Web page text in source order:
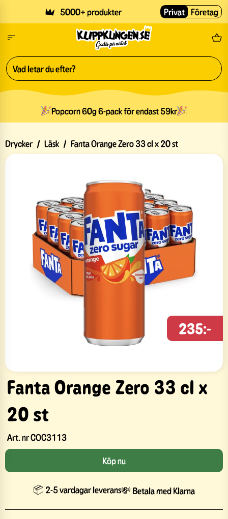
5000+ produkter Fri
Privat Företag
Popcorn 60g 6-pack för endast 59kr
Drycker / Läsk / Fanta Orange Zero 33 cl x 20 st
Fanta Orange Zero 33 cl x
20 st
Art. nrCOC3113
235:-
Köp nu
📦 2-5 vardagar leverans💸 Betala med Klarna